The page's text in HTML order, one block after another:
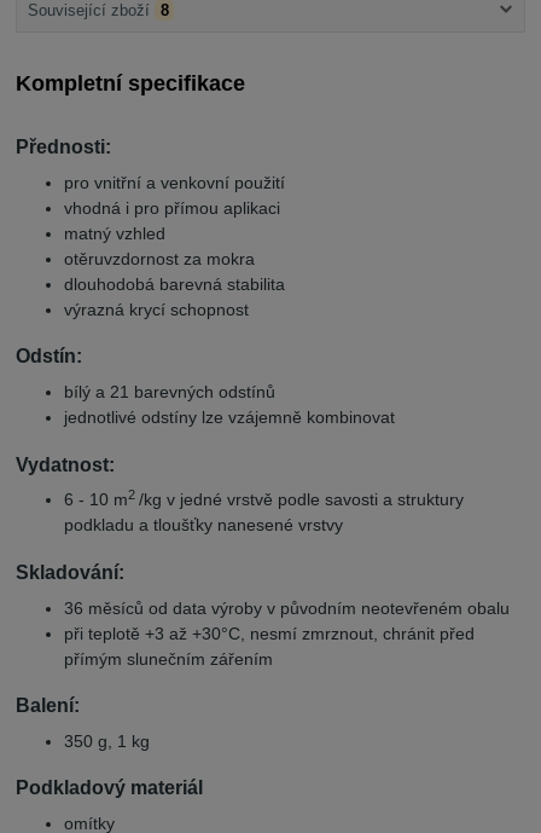
Související zboží 8
Kompletní specifikace
Přednosti:
pro vnitřní a venkovní použití
vhodná i pro přímou aplikaci
matný vzhled
otěruvzdornost za mokra
dlouhodobá barevná stabilita
výrazná krycí schopnost
Odstín:
bílý a 21 barevných odstínů
jednotlivé odstíny lze vzájemně kombinovat
Vydatnost:
6 - 10 m2 /kg v jedné vrstvě podle savosti a struktury
podkladu a tloušťky nanesené vrstvy
Skladování:
36 měsíců od data výroby v původním neotevřeném obalu
při teplotě +3 až +30°C, nesmí zmrznout, chránit před
přímým slunečním zářením
Balení:
350 g, 1 kg
Podkladový materiál
omítky